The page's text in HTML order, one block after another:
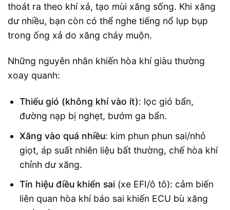
thoát ra theo khí xả, tạo mùi xăng sống. Khi xăng
dư nhiều, bạn còn có thể nghe tiếng nổ lụp bụp
trong ống xả do xăng cháy muộn.
Những nguyên nhân khiến hòa khí giàu thường
xoay quanh:
Thiếu gió (không khí vào ít): lọc gió bẩn,
đường nạp bị nghẹt, bướm ga bẩn.
Xăng vào quá nhiều: kim phun phun sai/nhỏ
giọt, áp suất nhiên liệu bất thường, chế hòa khí
chỉnh dư xăng.
Tín hiệu điều khiển sai(xe EFI/ô tô): cảm biến
liên quan hòa khí báo sai khiến ECU bù xăng